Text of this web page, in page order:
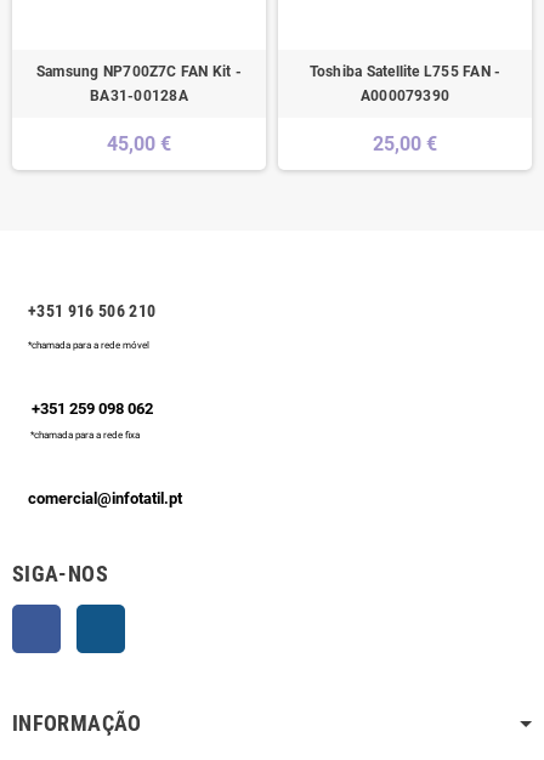
Samsung NP700Z7C FAN Kit -
BA31-00128A
45,00 €
Toshiba Satellite L755 FAN -
A000079390
25,00 €
+351 916 506 210
*chamada para a rede móvel
+351 259 098 062
*chamada para a rede fixa
comercial@infotatil.pt
SIGA-NOS
INFORMAÇÃO